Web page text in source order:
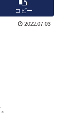
コピー
2022.07.03